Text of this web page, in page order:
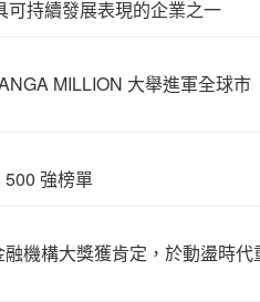
可持續發展表現的企業之一
MILLION 大舉進軍全球市
500 強榜單
機構大獎獲肯定，於動盪時代